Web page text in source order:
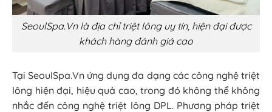
SeoulSpa.Vn là địa chỉ triệt lông uy tín, hiện đại được
khách hàng đánh giá cao
Tại SeoulSpa.Vn ứng dụng đa dạng các công nghệ triệt
lông hiện đại, hiệu quả cao, trong đó không thể không
nhắc đến công nghệ triệt lông DPL. Phương pháp triệt